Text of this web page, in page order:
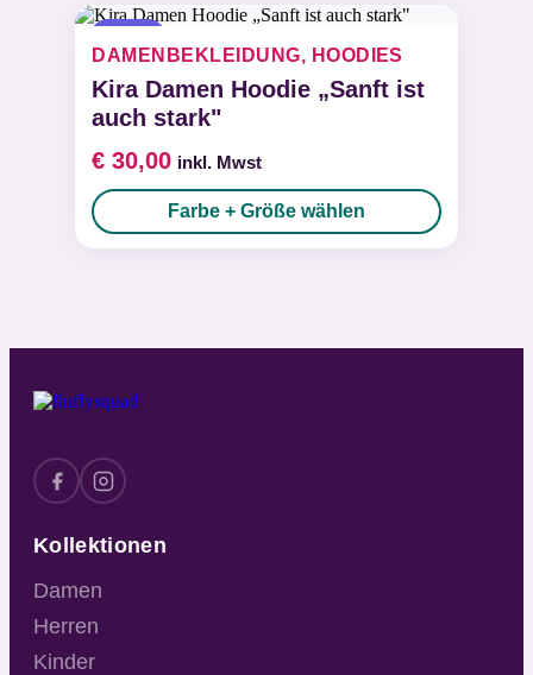
DAMENBEKLEIDUNG, HOODIES
Kira Damen Hoodie „Sanft ist
auch stark"
€ 30,00 inkl. Mwst
Farbe + Größe wählen
Kollektionen
Damen
Herren
Kinder